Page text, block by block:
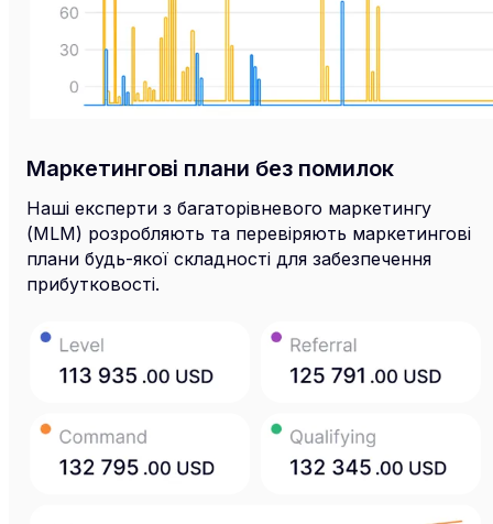
Маркетингові плани без помилок
Наші експерти з багаторівневого маркетингу
(MLM) розробляють та перевіряють маркетингові
плани будь-якої складності для забезпечення
прибутковості.